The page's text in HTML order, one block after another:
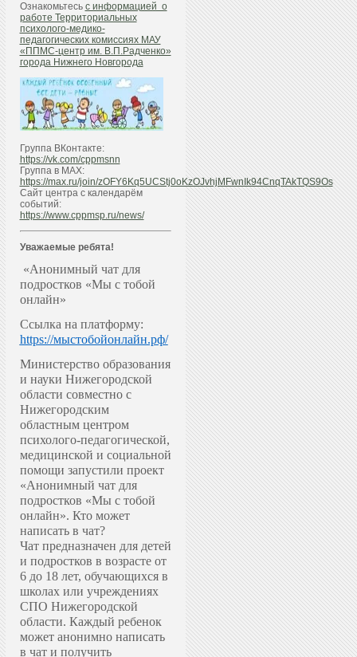
Ознакомьтесь с информацией о
работе Территориальных
психолого-медико-
педагогических комиссиях МАУ
«ППМС-центр им. В.П.Радченко»
города Нижнего Новгорода
Группа ВКонтакте:
https://vk.com/cppmsnn
Группа в МАХ:
https://max.ru/join/zOFY6Kq5UCStj0oKzOJvhjMFwnIk94CnqTAkTQS9Os
Сайт центра с календарём
событий:
https://www.cppmsp.ru/news/
Уважаемые ребята!
«Анонимный чат для
подростков «Мы с тобой
онлайн»
Ссылка на платформу:
https://мыстобойонлайн.рф/
Министерство образования
и науки Нижегородской
области совместно с
Нижегородским
областным центром
психолого-педагогической,
медицинской и социальной
помощи запустили проект
«Анонимный чат для
подростков «Мы с тобой
онлайн». Кто может
написать в чат?
Чат предназначен для детей
и подростков в возрасте от
6 до 18 лет, обучающихся в
школах или учреждениях
СПО Нижегородской
области. Каждый ребенок
может анонимно написать
в чат и получить